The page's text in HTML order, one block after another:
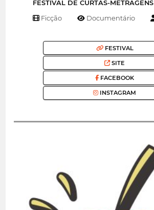
FESTIVAL DE CURTAS-METRAGENS
Ficção Documentário
FESTIVAL
SITE
FACEBOOK
INSTAGRAM